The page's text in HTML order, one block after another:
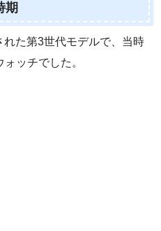
期
た第3世代モデルで、当時
ッチでした。